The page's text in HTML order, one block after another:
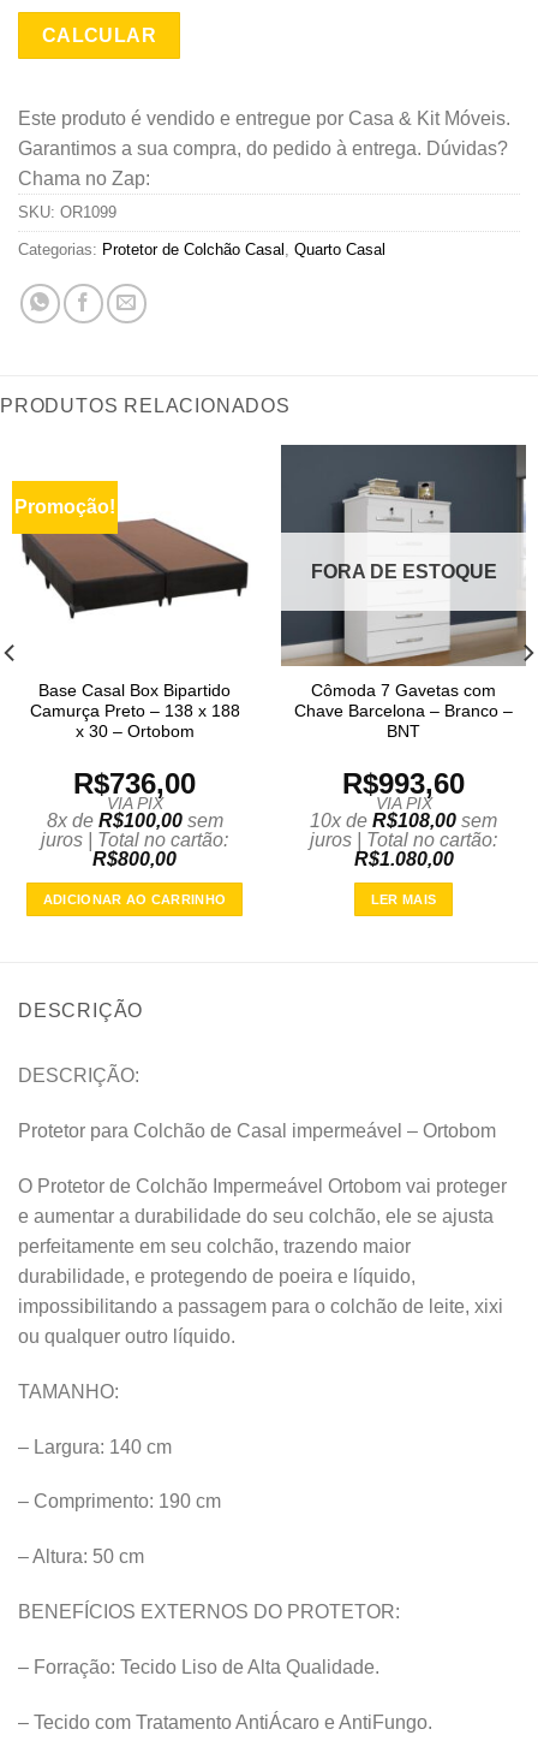
Este produto é vendido e entregue por Casa & Kit Móveis.
Garantimos a sua compra, do pedido à entrega. Dúvidas?
Chama no Zap:
SKU: OR1099
Categorias: Protetor de Colchão Casal Quarto Casal
PRODUTOS RELACIONADOS
Promoção!
Base Casal Box Bipartido
Camurça Preto – 138 x 188
x 30 – Ortobom
R$736,00
VIA PIX
8x de R$100,00sem
juros | Total no cartão:
R$800,00
ADICIONAR AO CARRINHO
FORA DE ESTOQUE
Cômoda 7 Gavetas com
Chave Barcelona – Branco –
BNT
R$993,60
VIA PIX
10x de R$108,00 sem
juros | Total no cartão:
R$1.080,00
LER MAIS
DESCRIÇÃO
DESCRIÇÃO:
Protetor para Colchão de Casal impermeável – Ortobom
O Protetor de Colchão Impermeável Ortobom vai proteger
e aumentar a durabilidade do seu colchão, ele se ajusta
perfeitamente em seu colchão, trazendo maior
durabilidade, e protegendo de poeira e líquido,
impossibilitando a passagem para o colchão de leite, xixi
ou qualquer outro líquido.
TAMANHO:
– Largura: 140 cm
– Comprimento: 190 cm
– Altura: 50 cm
BENEFÍCIOS EXTERNOS DO PROTETOR:
– Forração: Tecido Liso de Alta Qualidade.
– Tecido com Tratamento AntiÁcaro e AntiFungo.